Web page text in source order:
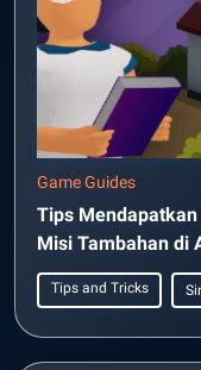
Game Guides
Tips
Misi Tambahan di
Tips and Tricks